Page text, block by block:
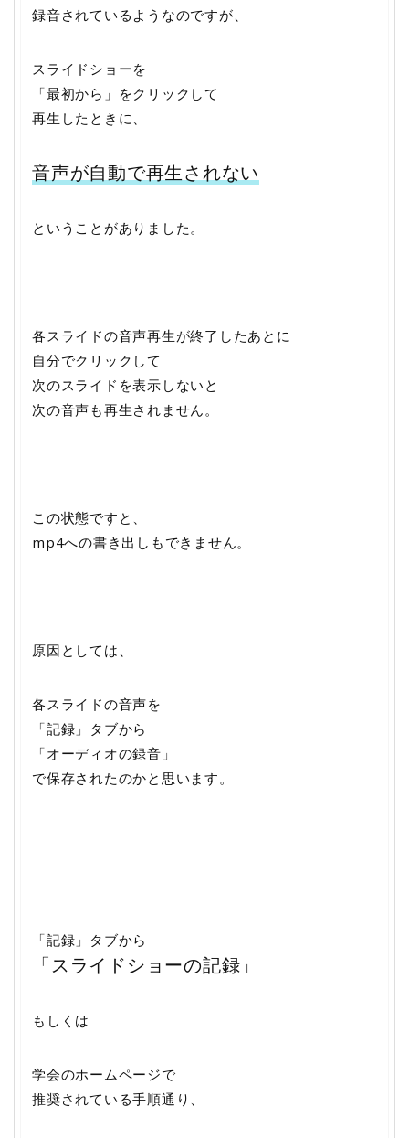
録音されているようなのですが、
スライドショーを
「最初から」をクリックして
再生したときに、
音声が自動で再生されない
ということがありました。
各スライドの音声再生が終了したあとに
自分でクリックして
次のスライドを表示しないと
次の音声も再生されません。
この状態ですと、
mp4への書き出しもできません。
原因としては、
各スライドの音声を
「記録」タブから
「オーディオの録音」
で保存されたのかと思います。
「記録」タブから
「スライドショーの記録」
もしくは
学会のホームページで
推奨されている手順通り、